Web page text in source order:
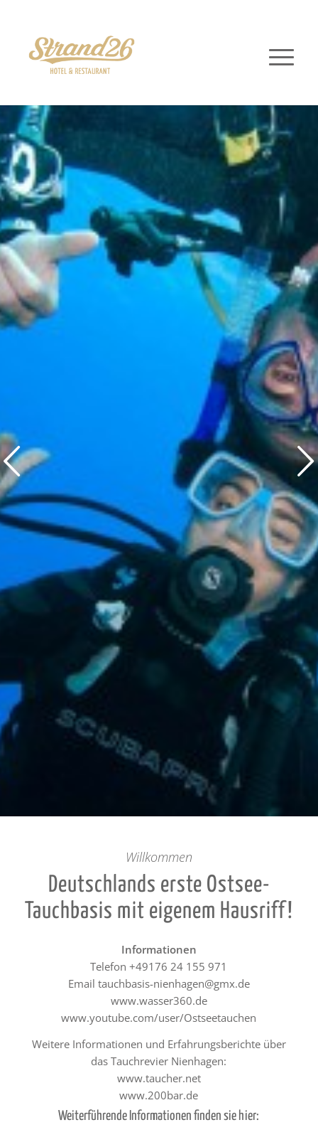
Weiter
Willkommen
Deutschlands erste Ostsee-
Tauchbasis mit eigenem Hausriff!
Informationen
Telefon +49176 24 155 971
Email tauchbasis-nienhagen@gmx.de
www.wasser360.de
www.youtube.com/user/Ostseetauchen
Weitere Informationen und Erfahrungsberichte über
das Tauchrevier Nienhagen:
www.taucher.net
www.200bar.de
Weiterführende Informationen finden sie hier: